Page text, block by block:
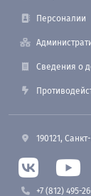
Персоналии
Сведения о
190121,
+7 (812) 495-